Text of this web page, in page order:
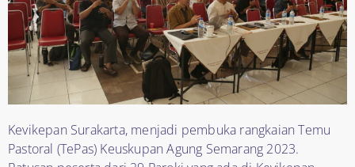
Kevikepan Surakarta, menjadi pembuka rangkaian Temu
Pastoral (TePas) Keuskupan Agung Semarang 2023.